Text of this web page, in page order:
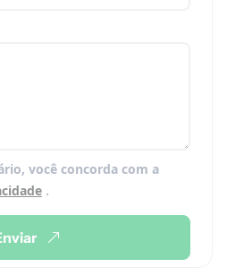
você concorda com a
.